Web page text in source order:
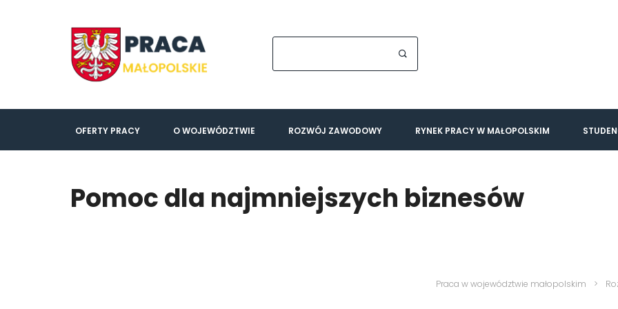
OFERTY PRACY O WOJEWÓDZTWIE ROZWÓJ ZAWODOWY RYNEK PRACY W MAŁOPOLSKIM
Pomoc dla najmniejszych biznesów
Praca w województwie małopolskim >